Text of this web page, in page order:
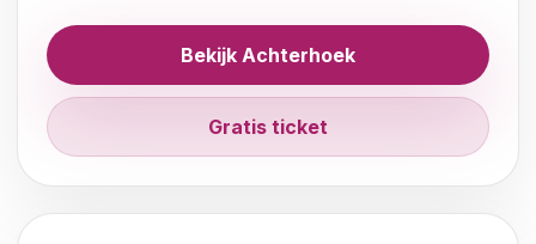
Bekijk Achterhoek
Gratis ticket